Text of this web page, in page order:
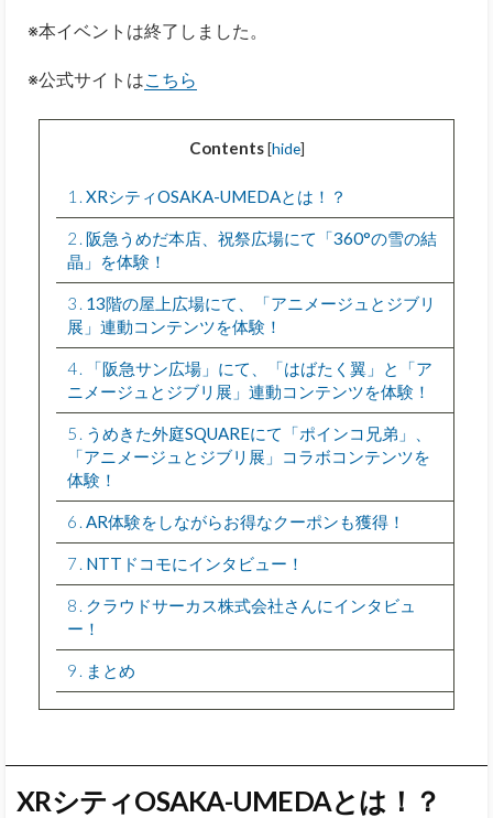
※本イベントは終了しました。
※公式サイトはこちら
Contents [hide]
1 XRシティOSAKA-UMEDAとは！？
2 阪急うめだ本店、祝祭広場にて「360°の雪の結
晶」を体験！
3 13階の屋上広場にて、「アニメージュとジブリ
展」連動コンテンツを体験！
4
「阪急サン広場」にて、「はばたく翼」と「ア
ニメージュとジブリ展」連動コンテンツを体験！
5
うめきた外庭SQUAREにて「ポインコ兄弟」、
「アニメージュとジブリ展」コラボコンテンツを
体験！
6 AR体験をしながらお得なクーポンも獲得！
7 NTTドコモにインタビュー！
8 クラウドサーカス株式会社さんにインタビュ
ー！
9 まとめ
XRシティOSAKA-UMEDAとは！？